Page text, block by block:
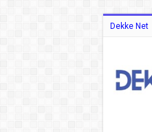
Dekke Net